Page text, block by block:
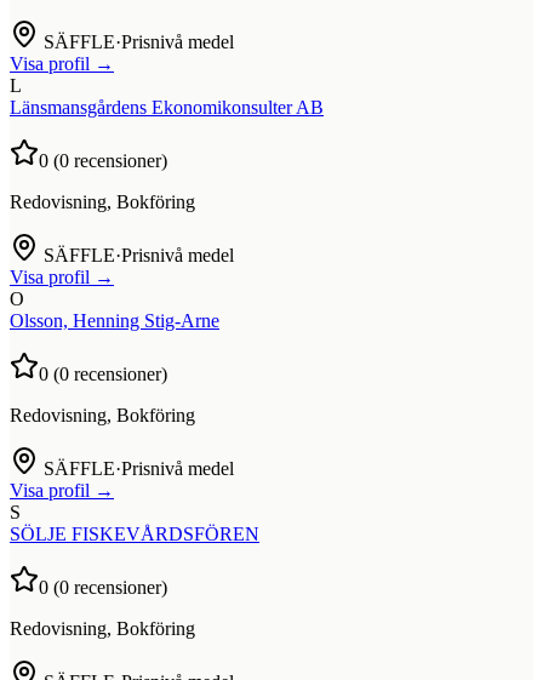
SÄFFLE·Prisnivå medel
Visa profil →
L
Länsmansgårdens Ekonomikonsulter AB
0 (0 recensioner)
Redovisning, Bokföring
SÄFFLE·Prisnivå medel
Visa profil →
O
Olsson, Henning Stig-Arne
0 (0 recensioner)
Redovisning, Bokföring
SÄFFLE·Prisnivå medel
Visa profil →
S
SÖLJE FISKEVÅRDSFÖREN
0 (0 recensioner)
Redovisning, Bokföring